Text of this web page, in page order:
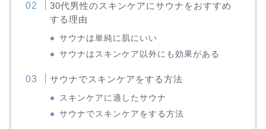
30代男性のスキンケアにサウナをおすすめ
する理由
サウナは単純に肌にいい
サウナはスキンケア以外にも効果がある
サウナでスキンケアをする方法
スキンケアに適したサウナ
サウナでスキンケアをする方法